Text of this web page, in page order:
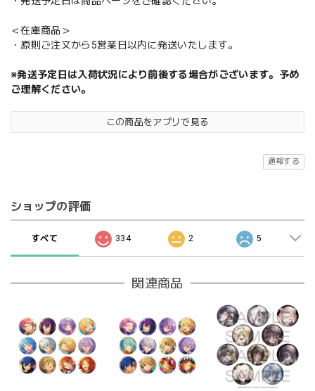
＜在庫商品＞
・原則ご注文から5営業日以内に発送いたします。
※発送予定日は入荷状況により前後する場合がございます。予め
ご理解ください。
この商品をアプリで見る
通報する
ショップの評価
すべて 334 2 5
関連商品